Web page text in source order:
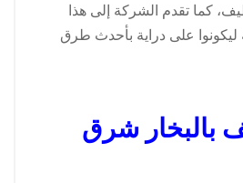
كما تقدم الشركة إلى هذا
ليكونوا على دراية بأحدث طرق
بالبخار شرق